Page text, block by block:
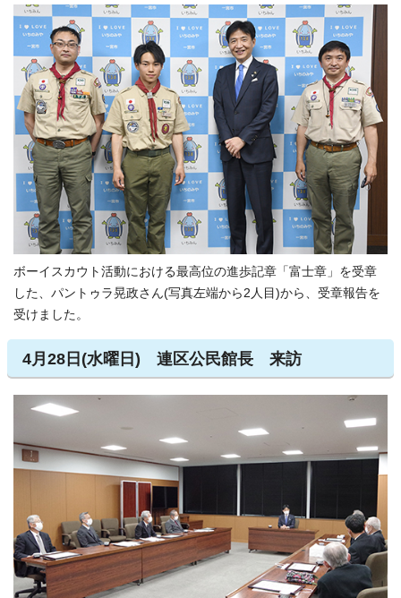
ボーイスカウト活動における最高位の進歩記章「富士章」を受章
した、パントゥラ晃政さん(写真左端から2人目)から、受章報告を
受けました。
4月28日(水曜日) 連区公民館長 来訪